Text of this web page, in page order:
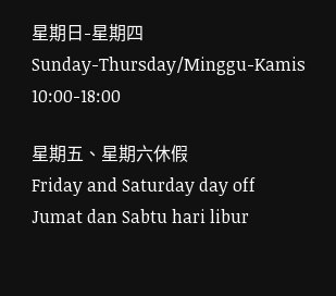
星期日-星期四
Sunday-Thursday/Minggu-Kamis
10:00-18:00
星期五、星期六休假
Friday and Saturday day off
Jumat dan Sabtu hari libur